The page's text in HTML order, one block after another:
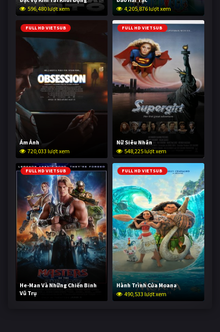
596,480 lượt xem
4,205,876 lượt xem
FULL HD VIETSUB
Ám Ảnh
720,033 lượt xem
FULL HD VIETSUB
Nữ Siêu Nhân
548,225 lượt xem
FULL HD VIETSUB
He-Man Và Những Chiến Binh
Vũ Trụ
239,255 lượt xem
FULL HD VIETSUB
Hành Trình Của Moana
490,533 lượt xem